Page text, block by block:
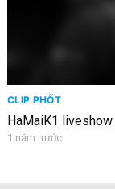
CLIP PHỐT
HaMaiK1
1 năm trước